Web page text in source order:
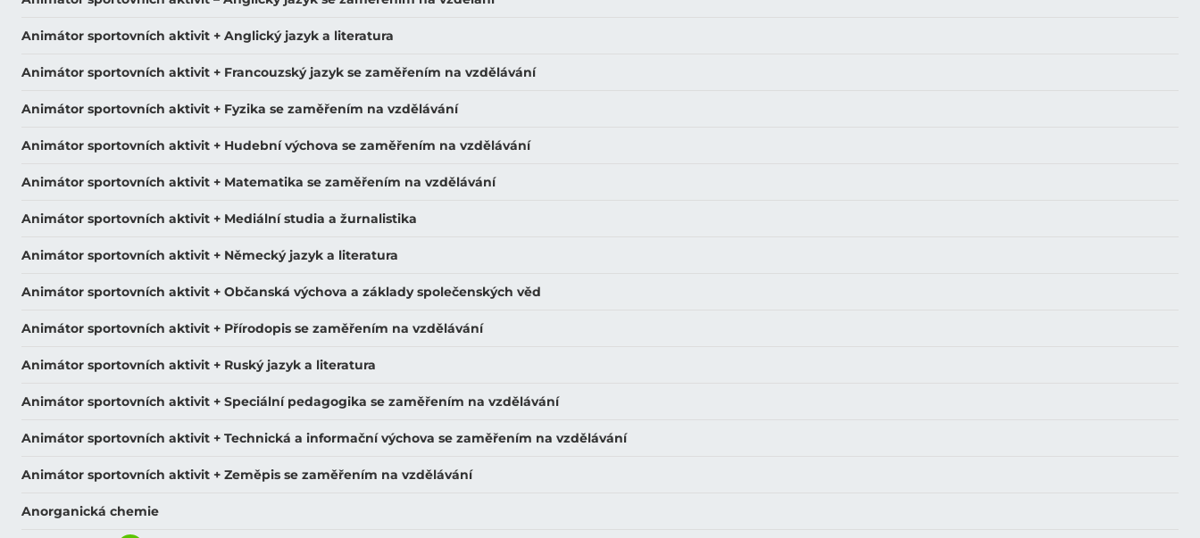
Animátor sportovních aktivit + Anglický jazyk a literatura
Animátor sportovních aktivit + Francouzský jazyk se zaměřením na vzdělávání
Animátor sportovních aktivit + Fyzika se zaměřením na vzdělávání
Animátor sportovních aktivit + Hudební výchova se zaměřením na vzdělávání
Animátor sportovních aktivit + Matematika se zaměřením na vzdělávání
Animátor sportovních aktivit + Mediální studia a žurnalistika
Animátor sportovních aktivit + Německý jazyk a literatura
Animátor sportovních aktivit + Občanská výchova a základy společenských věd
Animátor sportovních aktivit + Přírodopis se zaměřením na vzdělávání
Animátor sportovních aktivit + Ruský jazyk a literatura
Animátor sportovních aktivit + Speciální pedagogika se zaměřením na vzdělávání
Animátor sportovních aktivit + Technická a informační výchova se zaměřením na vzdělávání
Animátor sportovních aktivit + Zeměpis se zaměřením na vzdělávání
Anorganická chemie